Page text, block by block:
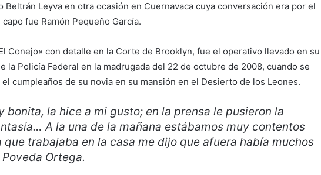
Beltrán Leyva en otra ocasión en Cuernavaca cuya conversación era por el
fue Ramón Pequeño García.
Conejo» con detalle en la Corte de Brooklyn, fue el operativo llevado en su
la Policía Federal en la madrugada del 22 de octubre de 2008, cuando se
cumpleaños de su novia en su mansión en el Desierto de los Leones.
bonita, la hice a mi gusto; en la prensa le pusieron la
A la una de la mañana estábamos muy contentos
que trabajaba en la casa me dijo que afuera había muchos
Ortega.